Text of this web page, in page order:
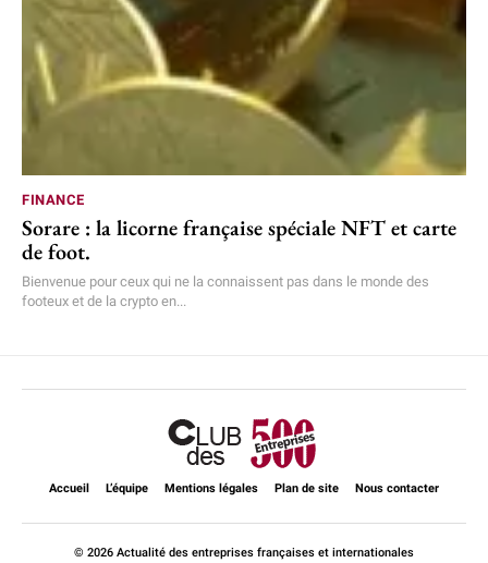
FINANCE
Sorare : la licorne française spéciale NFT et carte
de foot.
Bienvenue pour ceux qui ne la connaissent pas dans le monde des
footeux et de la crypto en...
Accueil L’équipe Mentions légales Plan de site Nous contacter
© 2026 Actualité des entreprises françaises et internationales